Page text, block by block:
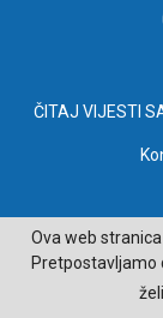
ČITAJ VIJESTI
Ova web
Pretpostavljamo